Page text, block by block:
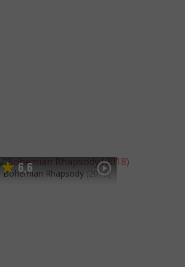
6,6
Bohemian Rhapsody (2018)